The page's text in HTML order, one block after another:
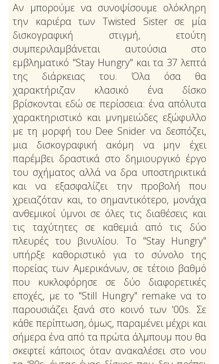
Αν μπορούμε να συνοψίσουμε ολόκληρη
την καριέρα των Twisted Sister σε μία
δισκογραφική στιγμή, ετούτη
συμπεριλαμβάνεται αυτούσια στο
εμβληματικό "Stay Hungry" και τα 37 λεπτά
της διάρκειας του. Όλα όσα θα
χαρακτήριζαν κλασικό ένα δίσκο
βρίσκονται εδώ σε περίσσεια: ένα απόλυτα
χαρακτηριστικό και μνημειώδες εξώφυλλο
με τη μορφή του Dee Snider να δεσπόζει,
μια δισκογραφική ακόμη να μην έχει
παρέμβει δραστικά στο δημιουργικό έργο
του σχήματος αλλά να δρα υποστηρικτικά
και να εξασφαλίζει την προβολή που
χρειαζόταν και, το σημαντικότερο, μονάχα
ανθεμικοί ύμνοι σε όλες τις διαθέσεις και
τις ταχύτητες σε καθεμιά από τις δύο
πλευρές του βινυλίου. Το "Stay Hungry"
υπήρξε καθοριστικό για το σύνολο της
πορείας των Αμερικάνων, σε τέτοιο βαθμό
που κυκλοφόρησε σε δύο διαφορετικές
εποχές, με το "Still Hungry" remake να το
παρουσιάζει ξανά στο κοινό των '00s. Σε
κάθε περίπτωση, όμως, παραμένει μέχρι και
σήμερα ένα από τα πρώτα άλμπουμ που θα
σκεφτεί κάποιος όταν ανακαλέσει στο νου